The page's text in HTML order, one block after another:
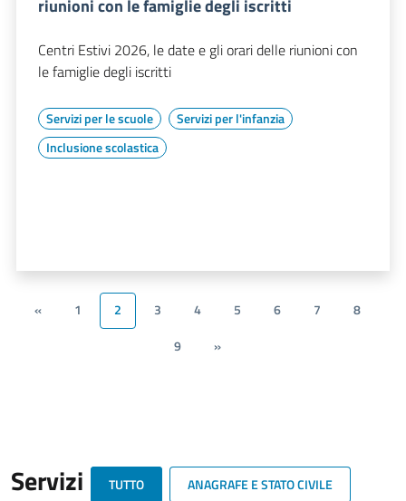
riunioni con le famiglie degli iscritti
Centri Estivi 2026, le date e gli orari delle riunioni con
le famiglie degli iscritti
Servizi per le scuole
Servizi per l'infanzia
Inclusione scolastica
« 1 2 3 4 5 6 7
8
9
»
Servizi TUTTO
ANAGRAFE E STATO CIVILE